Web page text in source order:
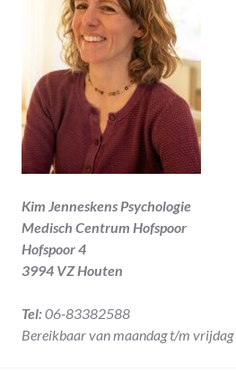
Kim Jenneskens Psychologie
Medisch Centrum Hofspoor
Hofspoor 4
3994 VZ Houten
Tel:06-83382588
Bereikbaar van maandag t/m vrijdag